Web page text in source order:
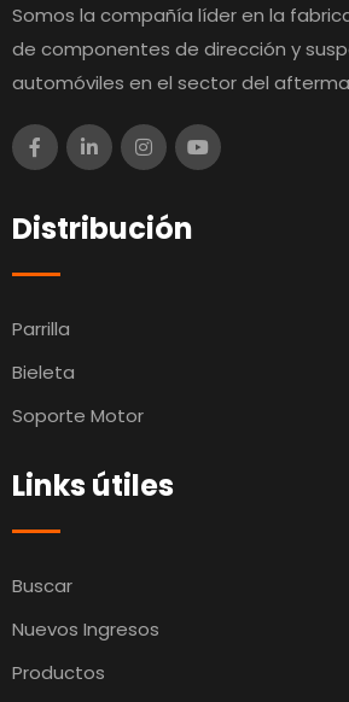
Somos la compañía líder en la
de componentes de dirección y
automóviles en el sector del
Distribución
Parrilla
Bieleta
Soporte Motor
Links útiles
Buscar
Nuevos Ingresos
Productos